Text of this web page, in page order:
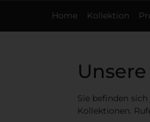
Home Kollektion
Sie befinden
Kollektionen.